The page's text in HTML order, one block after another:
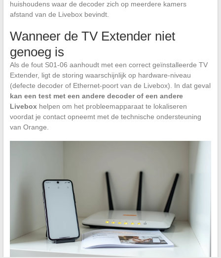
huishoudens waar de decoder zich op meerdere kamers
afstand van de Livebox bevindt.
Wanneer de TV Extender niet
genoeg is
Als de fout S01-06 aanhoudt met een correct geïnstalleerde TV
Extender, ligt de storing waarschijnlijk op hardware-niveau
(defecte decoder of Ethernet-poort van de Livebox). In dat geval
kan een test met een andere decoder of een andere
Liveboxhelpen om het probleemapparaat te lokaliseren
voordat je contact opneemt met de technische ondersteuning
van Orange.